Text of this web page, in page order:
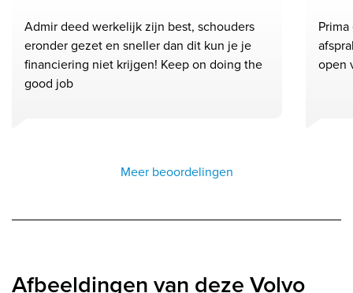
Admir deed werkelijk zijn best, schouders
eronder gezet en sneller dan dit kun je je
financiering niet krijgen! Keep on doing the
good job
open
Meer beoordelingen
Afbeeldingen van deze Volvo